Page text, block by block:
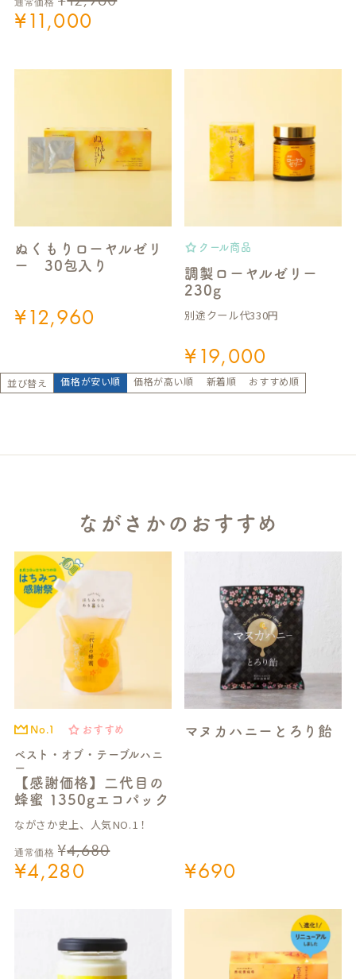
通常価格
¥11,000
ぬくもりローヤルゼリ
ー 30包入り
¥12,960
クール商品
調製ローヤルゼリー
230g
別途クール代330円
¥19,000
並び替え 価格が安い順 価格が高い順 新着順 おすすめ順
ながさかのおすすめ
No.1 おすすめ
ベスト・オブ・テーブルハニ
ー
【感謝価格】二代目の
蜂蜜 1350gエコパック
ながさか史上、人気NO.1！
通常価格 ¥4,680
¥4,280
マヌカハニーとろり飴
¥690